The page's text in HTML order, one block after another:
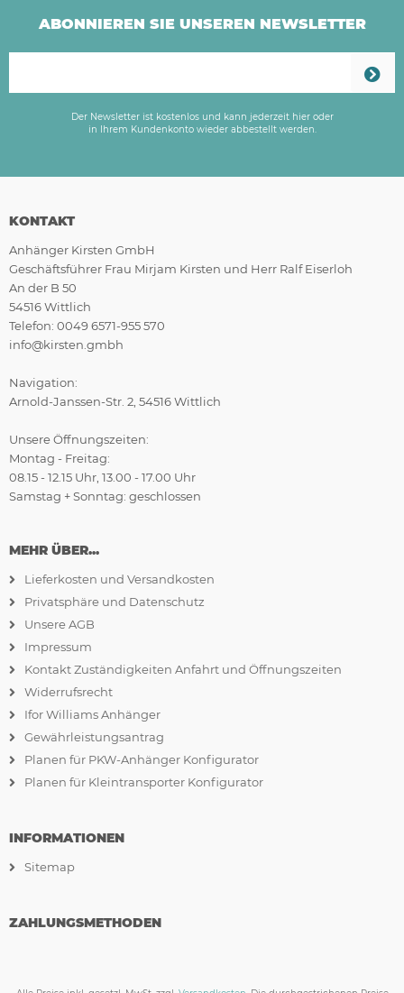
ABONNIEREN SIE UNSEREN NEWSLETTER
Der Newsletter ist kostenlos und kann jederzeit hier oder
in Ihrem Kundenkonto wieder abbestellt werden.
KONTAKT
Anhänger Kirsten GmbH
Geschäftsführer Frau Mirjam Kirsten und Herr Ralf Eiserloh
An der B 50
54516 Wittlich
Telefon: 0049 6571-955 570
info@kirsten.gmbh
Navigation:
Arnold-Janssen-Str. 2, 54516 Wittlich
Unsere Öffnungszeiten:
Montag - Freitag:
08.15 - 12.15 Uhr, 13.00 - 17.00 Uhr
Samstag + Sonntag: geschlossen
MEHR ÜBER...
Lieferkosten und Versandkosten
Privatsphäre und Datenschutz
Unsere AGB
Impressum
Kontakt Zuständigkeiten Anfahrt und Öffnungszeiten
Widerrufsrecht
Ifor Williams Anhänger
Gewährleistungsantrag
Planen für PKW-Anhänger Konfigurator
Planen für Kleintransporter Konfigurator
INFORMATIONEN
Sitemap
ZAHLUNGSMETHODEN